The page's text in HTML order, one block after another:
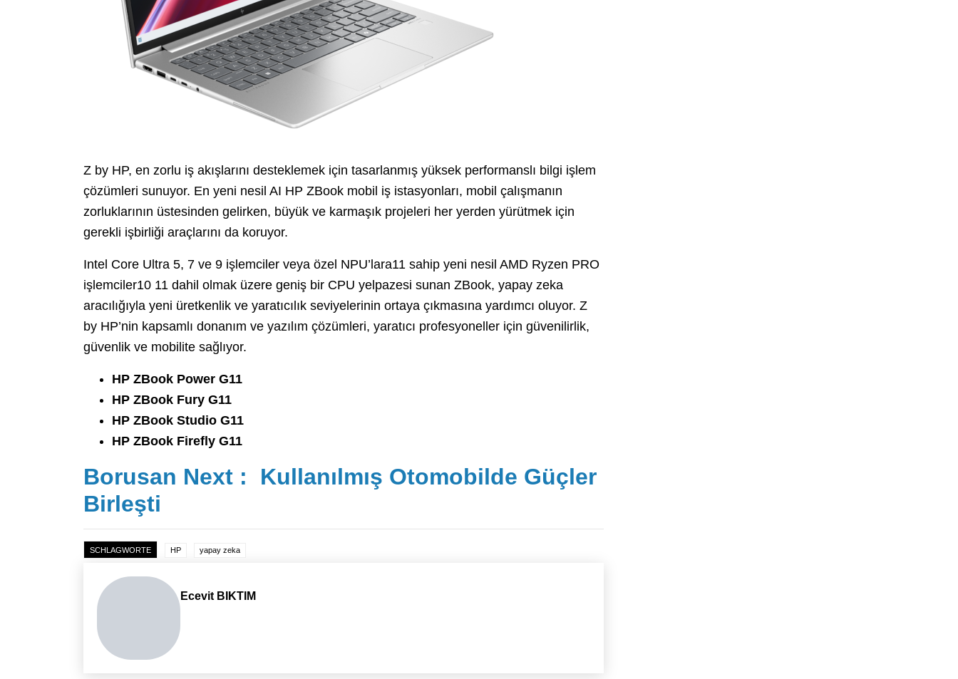
Z by HP, en zorlu iş akışlarını desteklemek için tasarlanmış yüksek performanslı bilgi işlem
çözümleri sunuyor. En yeni nesil AI HP ZBook mobil iş istasyonları, mobil çalışmanın
zorluklarının üstesinden gelirken, büyük ve karmaşık projeleri her yerden yürütmek için
gerekli işbirliği araçlarını da koruyor.
Intel Core Ultra 5, 7 ve 9 işlemciler veya özel NPU’lara11 sahip yeni nesil AMD Ryzen PRO
işlemciler10 11 dahil olmak üzere geniş bir CPU yelpazesi sunan ZBook, yapay zeka
aracılığıyla yeni üretkenlik ve yaratıcılık seviyelerinin ortaya çıkmasına yardımcı oluyor. Z
by HP’nin kapsamlı donanım ve yazılım çözümleri, yaratıcı profesyoneller için güvenilirlik,
güvenlik ve mobilite sağlıyor.
HP ZBook Power G11
HP ZBook Fury G11
HP ZBook Studio G11
HP ZBook Firefly G11
Borusan Next : Kullanılmış Otomobilde Güçler
Birleşti
SCHLAGWORTE HP yapay zeka
Ecevit BIKTIM